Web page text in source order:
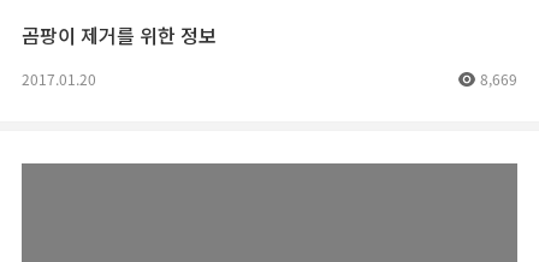
곰팡이 제거를 위한 정보
2017.01.20 8,669